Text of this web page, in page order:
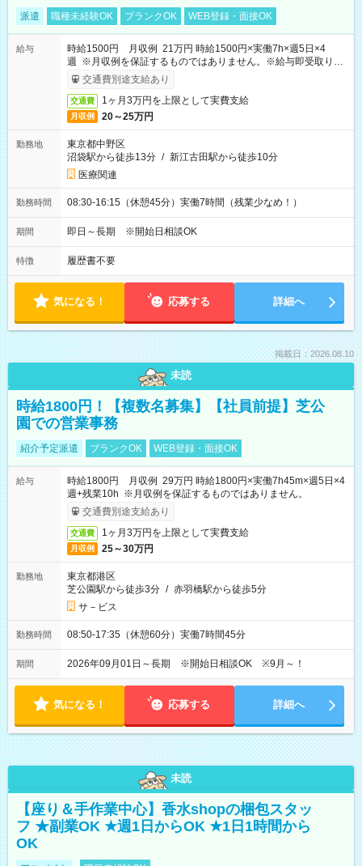
派遣 職種未経験OK ブランクOK WEB登録・面接OK
給与
時給1500円 月収例 21万円 時給1500円×実働7h×週5日×4
週 ※月収例を保証するものではありません。※給与即受取りサ
ービス利用可（利用条件有）
交通費別途支給あり
交通費 1ヶ月3万円を上限として実費支給
月収例 20～25万円
勤務地
東京都中野区
沼袋駅から徒歩13分 / 新江古田駅から徒歩10分
医療関連
勤務時間 08:30-16:15（休憩45分）実働7時間（残業少なめ！）
期間 即日～長期 ※開始日相談OK
特徴 履歴書不要
気になる！ 応募する 詳細へ
掲載日：2026.08.10
未読
時給1800円！【複数名募集】【社員前提】芝公
園での営業事務
紹介予定派遣 ブランクOK WEB登録・面接OK
給与
時給1800円 月収例 29万円 時給1800円×実働7h45m×週5日×4
週+残業10h ※月収例を保証するものではありません。
交通費別途支給あり
交通費 1ヶ月3万円を上限として実費支給
月収例 25～30万円
勤務地
東京都港区
芝公園駅から徒歩3分 / 赤羽橋駅から徒歩5分
サ－ビス
勤務時間 08:50-17:35（休憩60分）実働7時間45分
期間 2026年09月01日～長期 ※開始日相談OK ※9月～！
気になる！ 応募する 詳細へ
未読
【座り＆手作業中心】香水shopの梱包スタッ
フ ★副業OK ★週1日からOK ★1日1時間から
OK